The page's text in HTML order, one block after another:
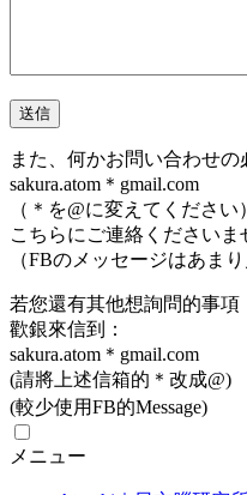
また、何かお問い合わせの
sakura.atom＊gmail.com
（＊を@に変えてください）
こちらにご連絡くださいま
（FBのメッセージはあまり
若您還有其他想詢問的事項
歡銀來信到：
sakura.atom＊gmail.com
(請將上述信箱的＊改成@)
(較少使用FB的Message)
メニュー